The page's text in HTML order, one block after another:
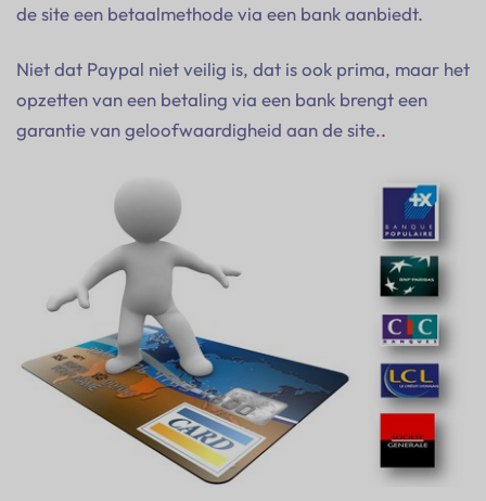
de site een betaalmethode via een bank aanbiedt.
Niet dat Paypal niet veilig is, dat is ook prima, maar het
opzetten van een betaling via een bank brengt een
garantie van geloofwaardigheid aan de site..